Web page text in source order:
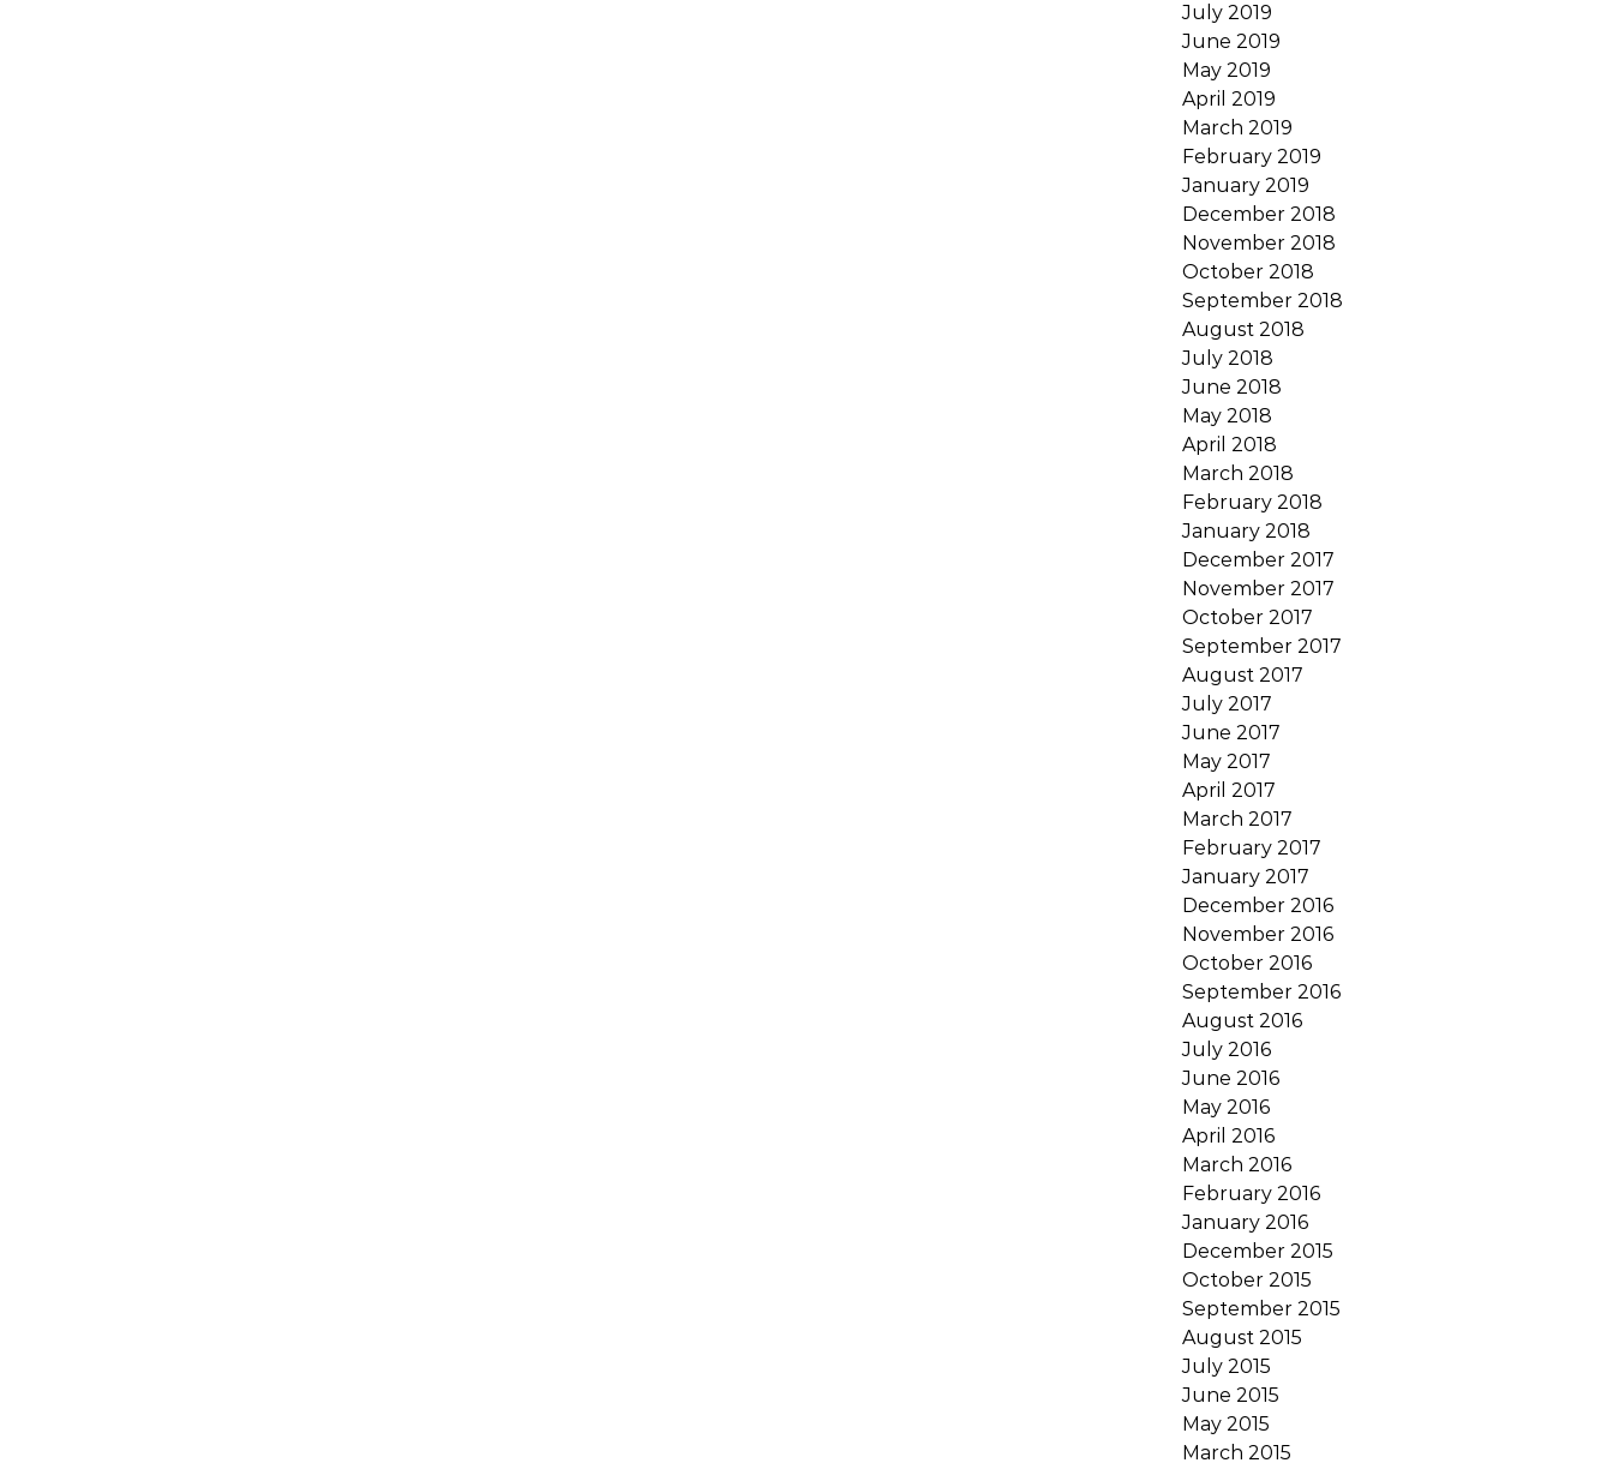
July 2019
June 2019
May 2019
April 2019
March 2019
February 2019
January 2019
December 2018
November 2018
October 2018
September 2018
August 2018
July 2018
June 2018
May 2018
April 2018
March 2018
February 2018
January 2018
December 2017
November 2017
October 2017
September 2017
August 2017
July 2017
June 2017
May 2017
April 2017
March 2017
February 2017
January 2017
December 2016
November 2016
October 2016
September 2016
August 2016
July 2016
June 2016
May 2016
April 2016
March 2016
February 2016
January 2016
December 2015
October 2015
September 2015
August 2015
July 2015
June 2015
May 2015
March 2015